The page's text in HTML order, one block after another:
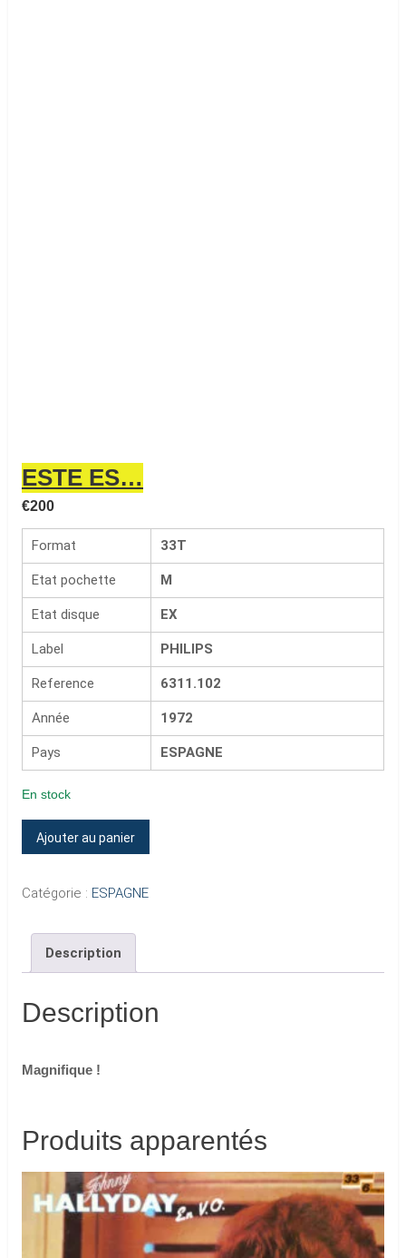
ESTE ES…
€200
Format 33T
Etat pochette M
Etat disque EX
Label PHILIPS
Reference 6311.102
Année 1972
Pays ESPAGNE
En stock
quantité
de
Ajouter au panier
Catégorie : ESPAGNE
Description
Description
Magnifique !
Produits apparentés